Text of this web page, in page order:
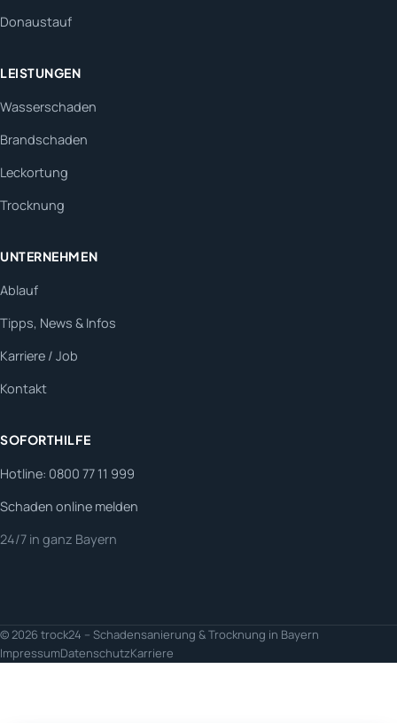
Donaustauf
LEISTUNGEN
Wasserschaden
Brandschaden
Leckortung
Trocknung
UNTERNEHMEN
Ablauf
Tipps, News & Infos
Karriere / Job
Kontakt
SOFORTHILFE
Hotline: 0800 77 11 999
Schaden online melden
24/7 in ganz Bayern
© 2026 trock24 – Schadensanierung & Trocknung in Bayern
ImpressumDatenschutzKarriere